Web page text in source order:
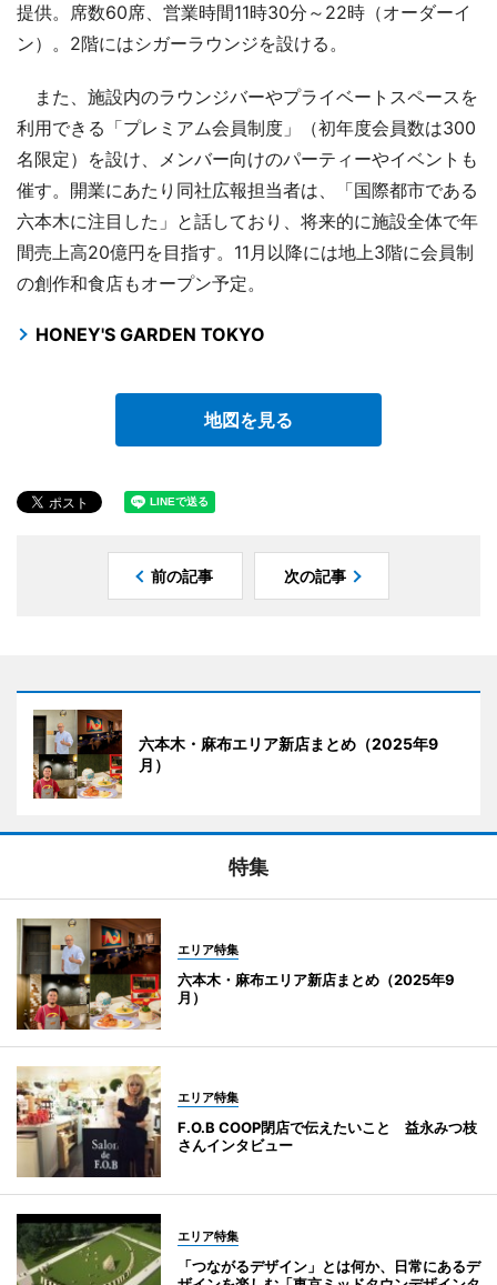
提供。席数60席、営業時間11時30分～22時（オーダーイ
ン）。2階にはシガーラウンジを設ける。
また、施設内のラウンジバーやプライベートスペースを
利用できる「プレミアム会員制度」（初年度会員数は300
名限定）を設け、メンバー向けのパーティーやイベントも
催す。開業にあたり同社広報担当者は、「国際都市である
六本木に注目した」と話しており、将来的に施設全体で年
間売上高20億円を目指す。11月以降には地上3階に会員制
の創作和食店もオープン予定。
HONEY'S GARDEN TOKYO
地図を見る
前の記事 次の記事
六本木・麻布エリア新店まとめ（2025年9
月）
特集
エリア特集
六本木・麻布エリア新店まとめ（2025年9
月）
エリア特集
F.O.B COOP閉店で伝えたいこと 益永みつ枝
さんインタビュー
エリア特集
「つながるデザイン」とは何か、日常にあるデ